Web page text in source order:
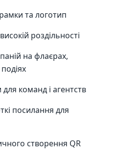
та логотип
роздільності
на флаєрах,
команд і агентств
посилання для
створення QR